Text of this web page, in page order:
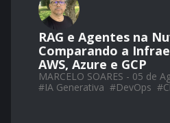
RAG e Agentes na
Comparando a
AWS, Azure e GCP
MARCELO SOARES - 05 de
#IA Generativa #DevOps #